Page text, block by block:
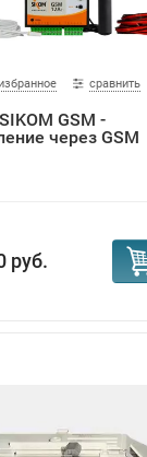
сравнить
GSM -
через GSM
руб.